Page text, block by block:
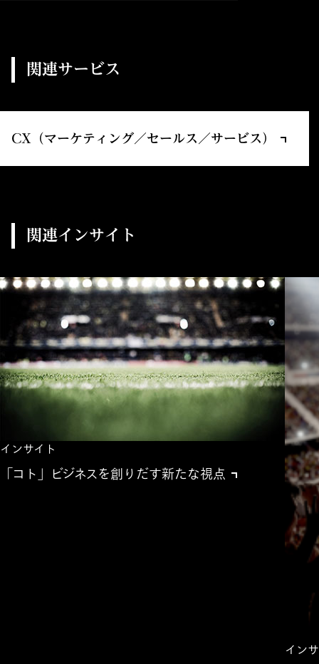
関連サービス
CX（マーケティング／セールス／サービス）
関連インサイト
インサイト
「コト」ビジネスを創りだす新たな視点
イン